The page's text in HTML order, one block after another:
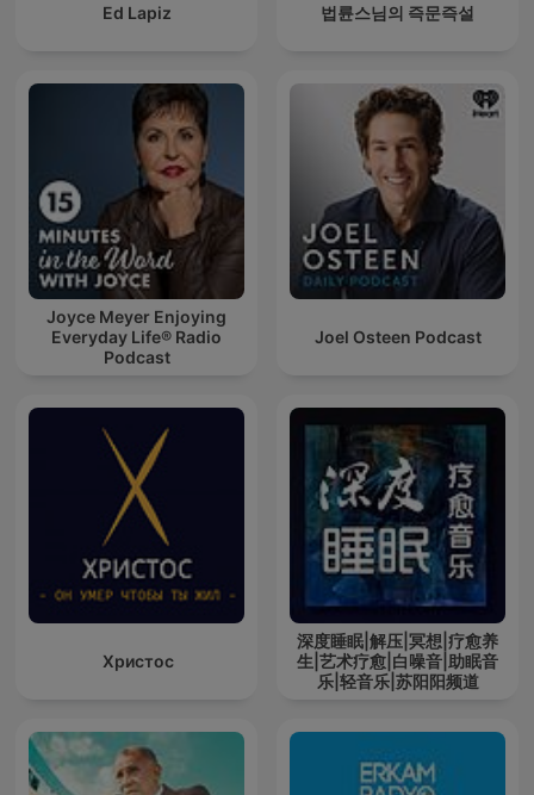
Ed Lapiz 법륜스님의 즉문즉설
Joyce Meyer Enjoying
Everyday Life® Radio
Podcast
Joel Osteen Podcast
Христос
深度睡眠|解压|冥想|疗愈养
生|艺术疗愈|白噪音|助眠音
乐|轻音乐|苏阳阳频道